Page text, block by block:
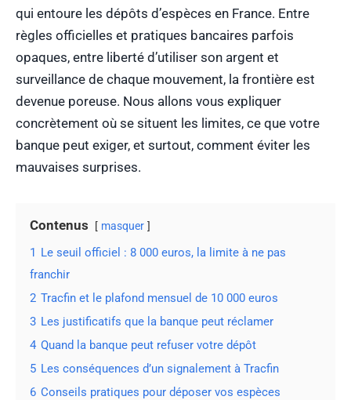
qui entoure les dépôts d’espèces en France. Entre
règles officielles et pratiques bancaires parfois
opaques, entre liberté d’utiliser son argent et
surveillance de chaque mouvement, la frontière est
devenue poreuse. Nous allons vous expliquer
concrètement où se situent les limites, ce que votre
banque peut exiger, et surtout, comment éviter les
mauvaises surprises.
Contenus masquer
1 Le seuil officiel : 8 000 euros, la limite à ne pas
franchir
2 Tracfin et le plafond mensuel de 10 000 euros
3 Les justificatifs que la banque peut réclamer
4 Quand la banque peut refuser votre dépôt
5 Les conséquences d’un signalement à Tracfin
6 Conseils pratiques pour déposer vos espèces